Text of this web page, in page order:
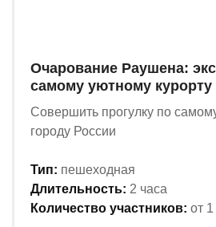
Очарование Раушена:
самому уютному курорту
Совершить прогулку по
городу России
Тип: пешеходная
Длительность: 2 часа
Количество участников: от